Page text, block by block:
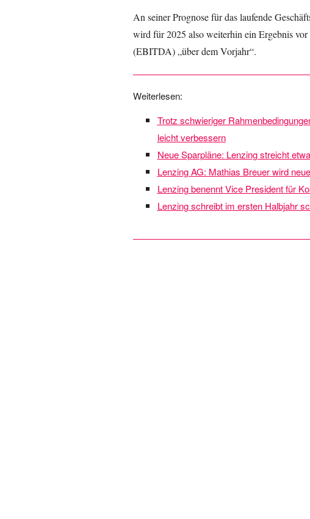
An seiner Prognose für das laufende
wird für 2025 also weiterhin ein Ergebnis
(EBITDA) „über dem Vorjahr“.
Weiterlesen:
Trotz schwieriger
leicht verbessern
Neue Sparpläne: Lenzing streicht
Lenzing AG: Mathias Breuer wird
Lenzing benennt Vice President für
Lenzing schreibt im ersten Halbjahr